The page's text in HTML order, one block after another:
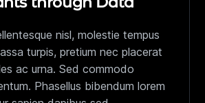
nisl, molestie tempus
turpis, pretium nec placerat
ac urna. Sed commodo
Phasellus bibendum lorem